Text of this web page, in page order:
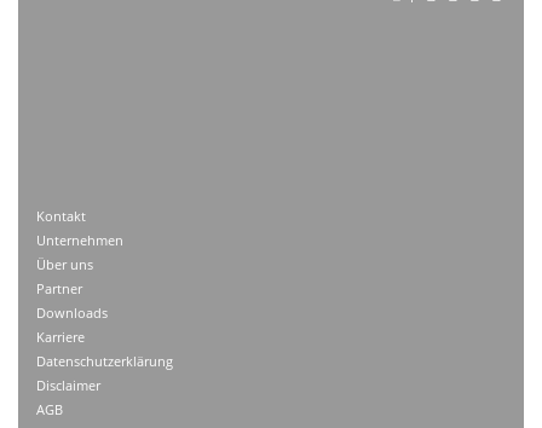
Kontakt
Unternehmen
Über uns
Partner
Downloads
Karriere
Datenschutzerklärung
Disclaimer
AGB